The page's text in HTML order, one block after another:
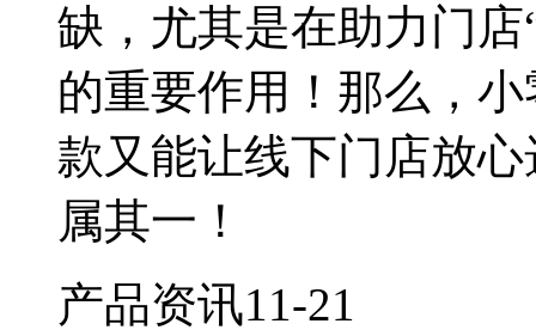
缺，尤其是在助力门
的重要作用！那么，
款又能让线下门店放
属其一！
产品资讯11-21